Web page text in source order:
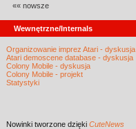
«« nowsze
Wewnętrzne/Internals
Organizowanie imprez Atari - dyskusja
Atari demoscene database - dyskusja
Colony Mobile - dyskusja
Colony Mobile - projekt
Statystyki
Nowinki tworzone dzięki CuteNews